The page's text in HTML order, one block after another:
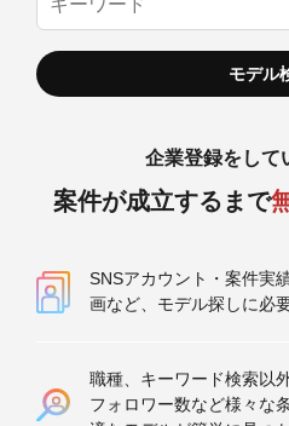
企業登録をし
案件が成立するまで
SNSアカウント・案件実
画など、モデル探しに必
職種、キーワード検索以
フォロワー数など様々な